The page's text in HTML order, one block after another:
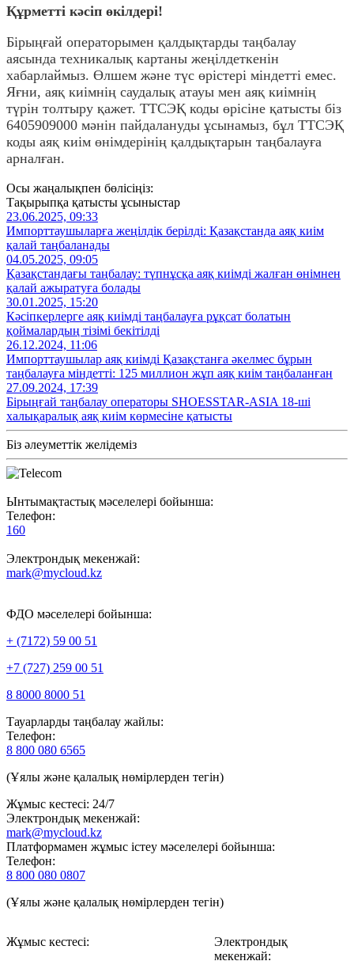
Құрметті кәсіп өкілдері!
Бірыңғай операторымен қалдықтарды таңбалау
аясында техникалық картаны жеңілдеткенін
хабарлаймыз. Өлшем және түс өрістері міндетті емес.
Яғни, аяқ киімнің саудалық атауы мен аяқ киімнің
түрін толтыру қажет. TТСЭҚ коды өрісіне қатысты біз
6405909000 мәнін пайдалануды ұсынамыз, бұл TТСЭҚ
коды аяқ киім өнімдерінің қалдықтарын таңбалауға
арналған.
Осы жаңалықпен бөлісіңіз:
Тақырыпқа қатысты ұсыныстар
23.06.2025, 09:33
Импорттаушыларға жеңілдік берілді: Қазақстанда аяқ киім
қалай таңбаланады
04.05.2025, 09:05
Қазақстандағы таңбалау: түпнұсқа аяқ киімді жалған өнімнен
қалай ажыратуға болады
30.01.2025, 15:20
Кәсіпкерлерге аяқ киімді таңбалауға рұқсат болатын
қоймалардың тізімі бекітілді
26.12.2024, 11:06
Импорттаушылар аяқ киімді Қазақстанға әкелмес бұрын
таңбалауға міндетті: 125 миллион жұп аяқ киім таңбаланған
27.09.2024, 17:39
Бірыңғай таңбалау операторы SHOESSTAR-ASIA 18-ші
халықаралық аяқ киім көрмесіне қатысты
Біз әлеуметтік желідеміз
Ынтымақтастық мәселелері бойынша:
Телефон:
160
Электрондық мекенжай:
mark@mycloud.kz
ФДО мәселелері бойынша:
+ (7172) 59 00 51
+7 (727) 259 00 51
8 8000 8000 51
Тауарларды таңбалау жайлы:
Телефон:
8 800 080 6565
(Ұялы және қалалық нөмірлерден тегін)
Жұмыс кестесі: 24/7
Электрондық мекенжай:
mark@mycloud.kz
Платформамен жұмыс істеу мәселелері бойынша:
Телефон:
8 800 080 0807
(Ұялы және қалалық нөмірлерден тегін)
Жұмыс кестесі:
Электрондық
мекенжай: